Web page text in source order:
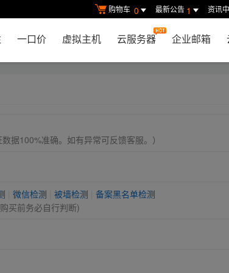
购物车 0 最新公告 1 资讯
一口价 虚拟主机 云服务器 企业邮箱
据100%准确。如有异常可反馈客服。）
微信检测 被墙检测
备案黑名单检测
买前务必自行判断)